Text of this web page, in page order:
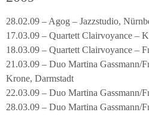
28.02.09 – Agog – Jazzstudio,
17.03.09 – Quartett Clairvoyance –
18.03.09 – Quartett Clairvoyance –
21.03.09 – Duo Martina Gassmann/
Krone, Darmstadt
22.03.09 – Duo Martina Gassmann/
28.03.09 – Duo Martina Gassmann/